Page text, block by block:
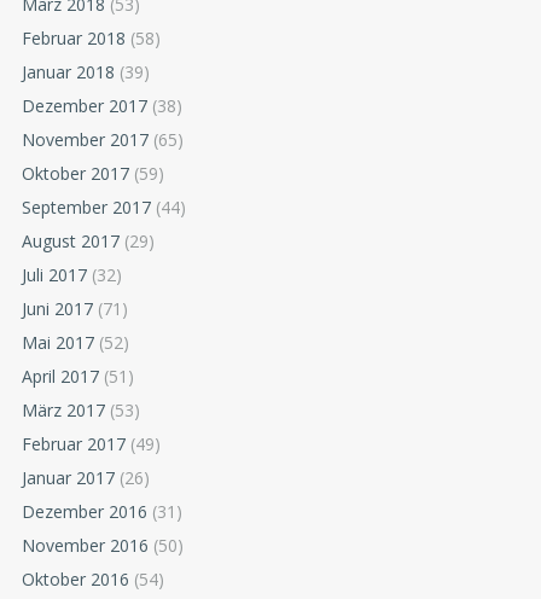
Februar 2018 (58)
Januar 2018 (39)
Dezember 2017 (38)
November 2017 (65)
Oktober 2017 (59)
September 2017 (44)
August 2017 (29)
Juli 2017 (32)
Juni 2017 (71)
Mai 2017 (52)
April 2017 (51)
März 2017 (53)
Februar 2017 (49)
Januar 2017 (26)
Dezember 2016 (31)
November 2016 (50)
Oktober 2016 (54)